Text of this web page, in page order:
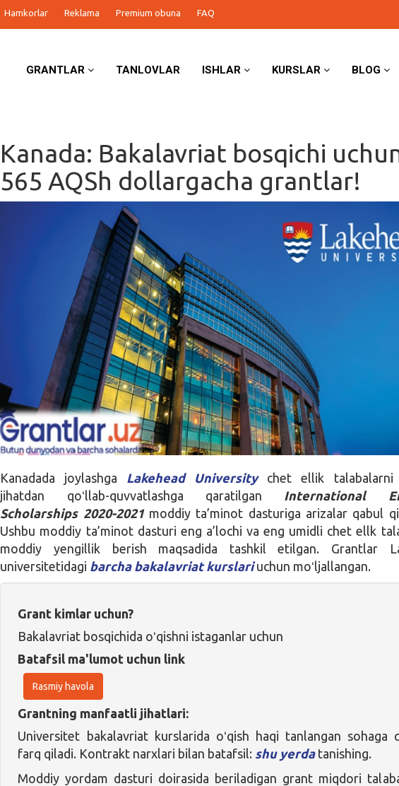
Hamkorlar Reklama Premium obuna FAQ
GRANTLAR TANLOVLAR ISHLAR KURSLAR BLOG
Kanada: Bakalavriat bosqichi
565 AQSh dollargacha grantlar!
Kanadada joylashga Lakehead Universitychet ellik talabalarni
jihatdan qoʻllab-quvvatlashga qaratilgan International
Scholarships 2020-2021moddiy ta’minot dasturiga arizalar qabul
Ushbu moddiy ta’minot dasturi eng a’lochi va eng umidli chet ellk
moddiy yengillik berish maqsadida tashkil etilgan. Grantlar
universitetidagi barcha bakalavriat kurslariuchun moʻljallangan.
Grant kimlar uchun?
Bakalavriat bosqichida oʻqishni istaganlar uchun
Batafsil ma'lumot uchun link
Rasmiy havola
Grantning manfaatli jihatlari:
Universitet bakalavriat kurslarida oʻqish haqi tanlangan sohaga
farq qiladi. Kontrakt narxlari bilan batafsil: shu yerdatanishing.
Moddiy yordam dasturi doirasida beriladigan grant miqdori